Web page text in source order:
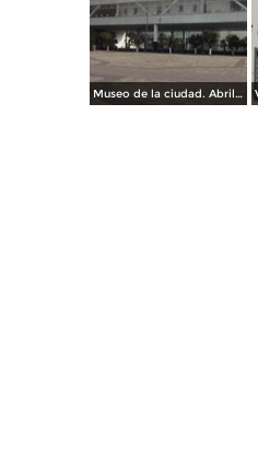
Museo de la ciudad. Abril/2015